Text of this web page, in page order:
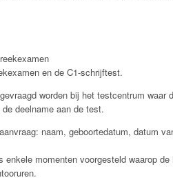
en de C1-schrijftest.
worden bij het testcentrum
deelname aan de test.
naam, geboortedatum, datum
enkele momenten voorgesteld waarop